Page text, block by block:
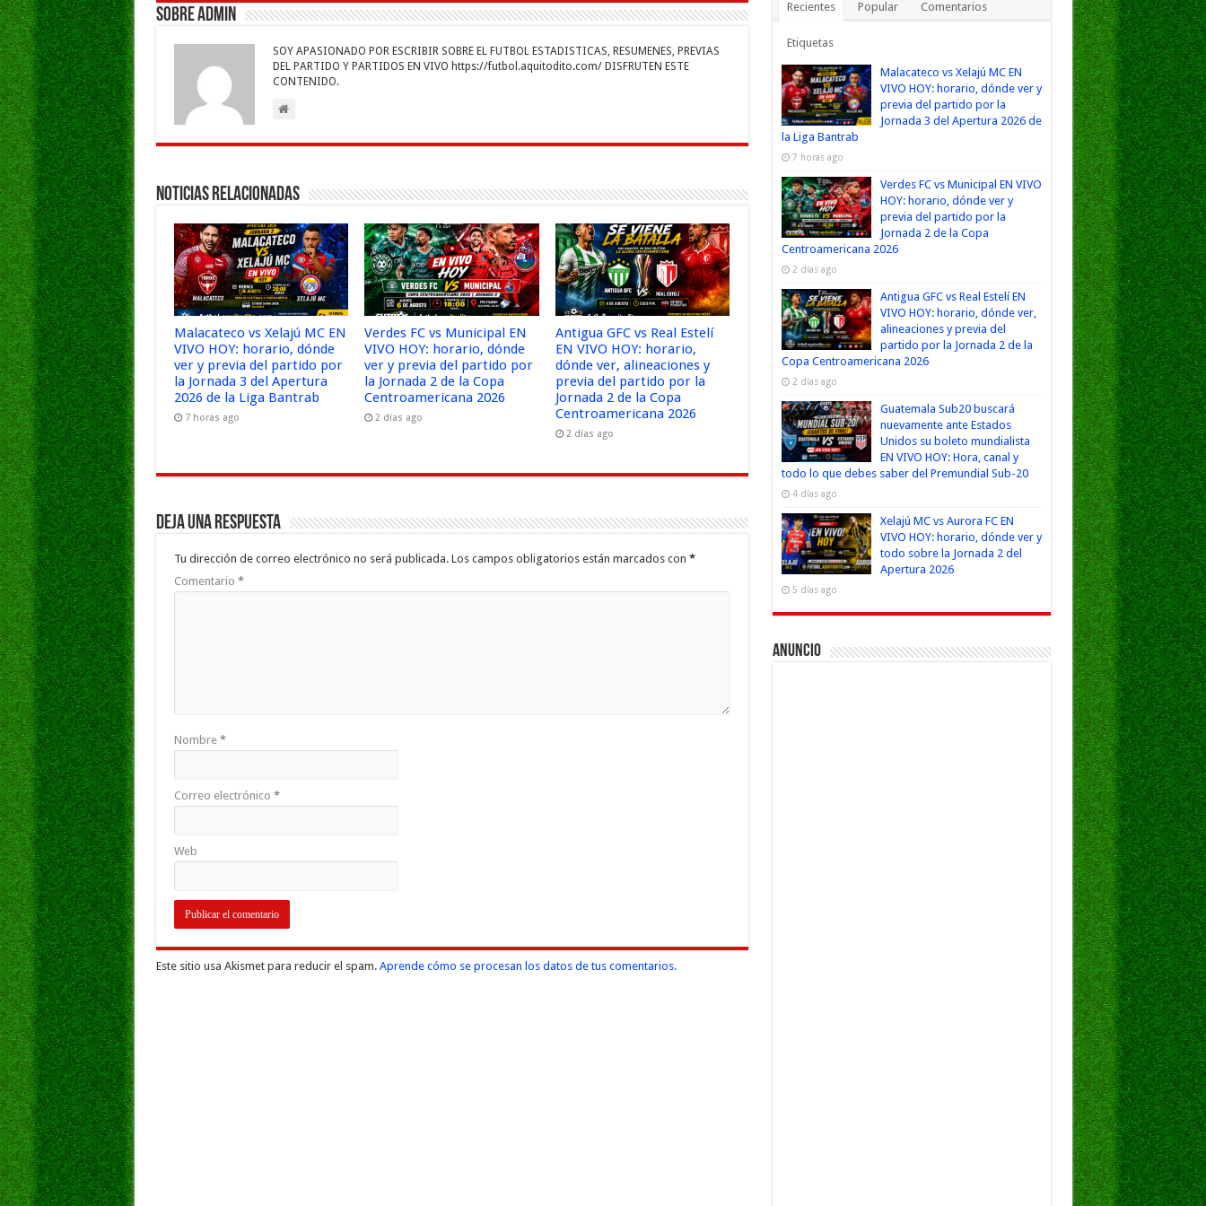
b
o
o
k
er sA
p
p
l
e
dI
n
n
g
er
gr
a
m
p
ar
ti
Sobre admin
SOY APASIONADO POR ESCRIBIR SOBRE EL FUTBOL ESTADISTICAS, RESUMENES, PREVIAS
DEL PARTIDO Y PARTIDOS EN VIVO https://futbol.aquitodito.com/ DISFRUTEN ESTE
CONTENIDO.
Noticias Relacionadas
Malacateco vs Xelajú MC EN
VIVO HOY: horario, dónde
ver y previa del partido por
la Jornada 3 del Apertura
2026 de la Liga Bantrab
7 horas ago
Verdes FC vs Municipal EN
VIVO HOY: horario, dónde
ver y previa del partido por
la Jornada 2 de la Copa
Centroamericana 2026
2 días ago
Antigua GFC vs Real Estelí
EN VIVO HOY: horario,
dónde ver, alineaciones y
previa del partido por la
Jornada 2 de la Copa
Centroamericana 2026
2 días ago
Deja una respuesta
Tu dirección de correo electrónico no será publicada. Los campos obligatorios están marcados con *
Comentario *
Nombre *
Correo electrónico *
Web
Este sitio usa Akismet para reducir el spam. Aprende cómo se procesan los datos de tus comentarios.
Recientes Popular Comentarios
Etiquetas
Malacateco vs Xelajú MC EN
VIVO HOY: horario, dónde ver y
previa del partido por la
Jornada 3 del Apertura 2026 de
la Liga Bantrab
7 horas ago
Verdes FC vs Municipal EN VIVO
HOY: horario, dónde ver y
previa del partido por la
Jornada 2 de la Copa
Centroamericana 2026
2 días ago
Antigua GFC vs Real Estelí EN
VIVO HOY: horario, dónde ver,
alineaciones y previa del
partido por la Jornada 2 de la
Copa Centroamericana 2026
2 días ago
Guatemala Sub20 buscará
nuevamente ante Estados
Unidos su boleto mundialista
EN VIVO HOY: Hora, canal y
todo lo que debes saber del Premundial Sub-20
4 días ago
Xelajú MC vs Aurora FC EN
VIVO HOY: horario, dónde ver y
todo sobre la Jornada 2 del
Apertura 2026
5 días ago
Anuncio